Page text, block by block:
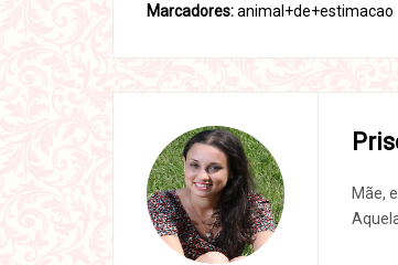
Marcadores:animal+de+estimacao
Mãe,